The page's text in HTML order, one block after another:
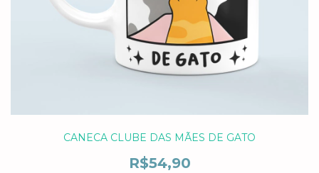
CANECA CLUBE DAS MÃES DE GATO
R$54,90